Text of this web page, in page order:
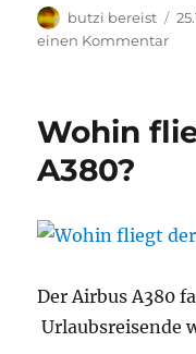
Autor
butzi bereist
einen Kommentarzu
der
Wohin
A380?
Der Airbus A380
Urlaubsreisende